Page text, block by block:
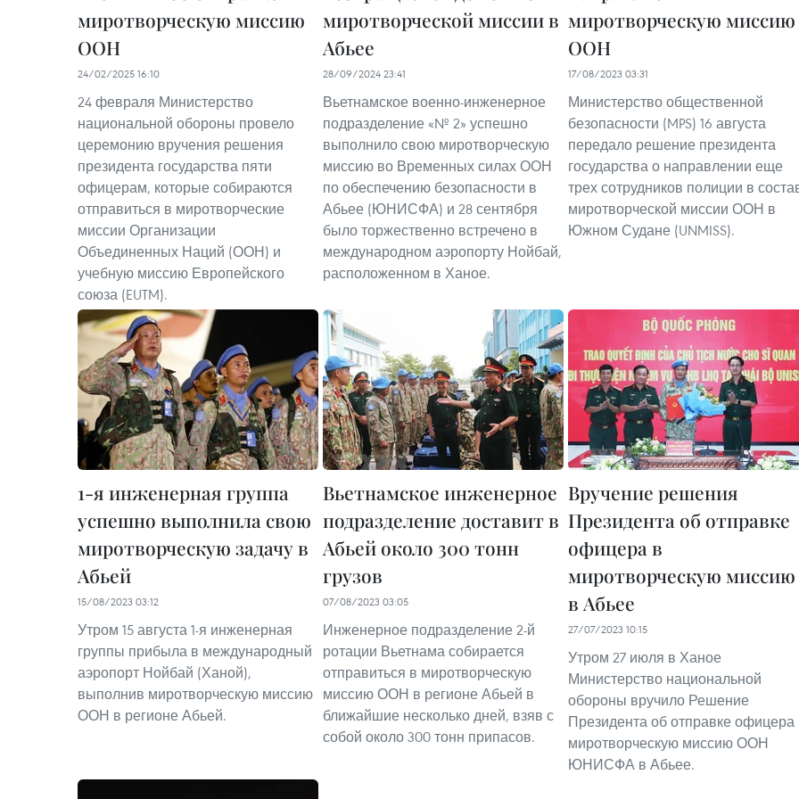
миротворческую миссию
ООН
24/02/2025 16:10
24 февраля Министерство
национальной обороны провело
церемонию вручения решения
президента государства пяти
офицерам, которые собираются
отправиться в миротворческие
миссии Организации
Объединенных Наций (ООН) и
учебную миссию Европейского
союза (EUTM).
миротворческой миссии в
Абьее
28/09/2024 23:41
Вьетнамское военно-инженерное
подразделение «№ 2» успешно
выполнило свою миротворческую
миссию во Временных силах ООН
по обеспечению безопасности в
Абьее (ЮНИСФА) и 28 сентября
было торжественно встречено в
международном аэропорту Нойбай,
расположенном в Ханое.
миротворческую миссию
ООН
17/08/2023 03:31
Министерство общественной
безопасности (MPS) 16 августа
передало решение президента
государства о направлении еще
трех сотрудников полиции в
миротворческой миссии ООН в
Южном Судане (UNMISS).
1-я инженерная группа
успешно выполнила свою
миротворческую задачу в
Абьей
15/08/2023 03:12
Утром 15 августа 1-я инженерная
группы прибыла в международный
аэропорт Нойбай (Ханой),
выполнив миротворческую миссию
ООН в регионе Абьей.
Вьетнамское инженерное
подразделение доставит в
Абьей около 300 тонн
грузов
07/08/2023 03:05
Инженерное подразделение 2-й
ротации Вьетнама собирается
отправиться в миротворческую
миссию ООН в регионе Абьей в
ближайшие несколько дней, взяв с
собой около 300 тонн припасов.
Вручение решения
Президента об отправке
офицера в
миротворческую миссию
в Абьее
27/07/2023 10:15
Утром 27 июля в Ханое
Министерство национальной
обороны вручило Решение
Президента об отправке офицера
миротворческую миссию ООН
ЮНИСФА в Абьее.